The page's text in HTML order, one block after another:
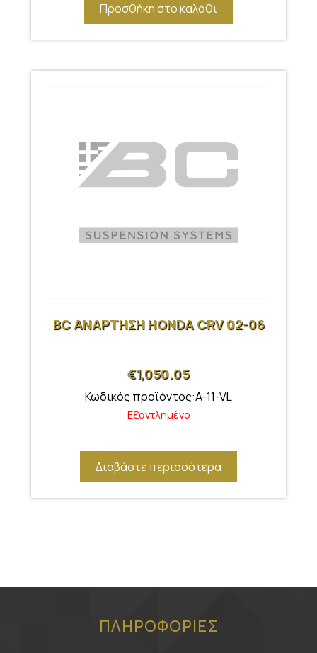
Προσθήκη στο καλάθι
BC ΑΝΑΡΤΗΣΗ HONDA CRV 02-06
€1,050.05
Κωδικός προϊόντος:A-11-VL
Εξαντλημένο
Διαβάστε περισσότερα
ΠΛΗΡΟΦΟΡΙΕΣ